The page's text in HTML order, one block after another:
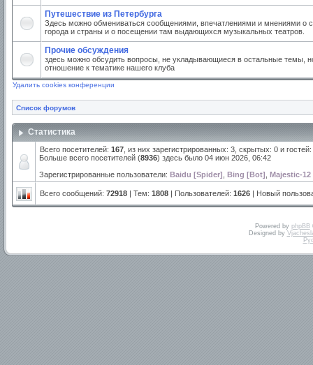
Путешествие из Петербурга
Здесь можно обмениваться сообщениями, впечатлениями и мнениями о
города и страны и о посещении там выдающихся музыкальных театров.
Прочие обсуждения
здесь можно обсудить вопросы, не укладывающиеся в остальные темы,
отношение к тематике нашего клуба
Удалить cookies конференции
Список форумов
Статистика
Всего посетителей: 167 , из них зарегистрированных: 3, скрытых: 0 и
Больше всего посетителей (8936) здесь было 04 июн 2026, 06:42
Зарегистрированные пользователи: Baidu [Spider] Bing [Bot] Majestic-
Всего сообщений: 72918 | Тем: 1808 | Пользователей: 1626 | Новый
Powered by phpBB
Designed by